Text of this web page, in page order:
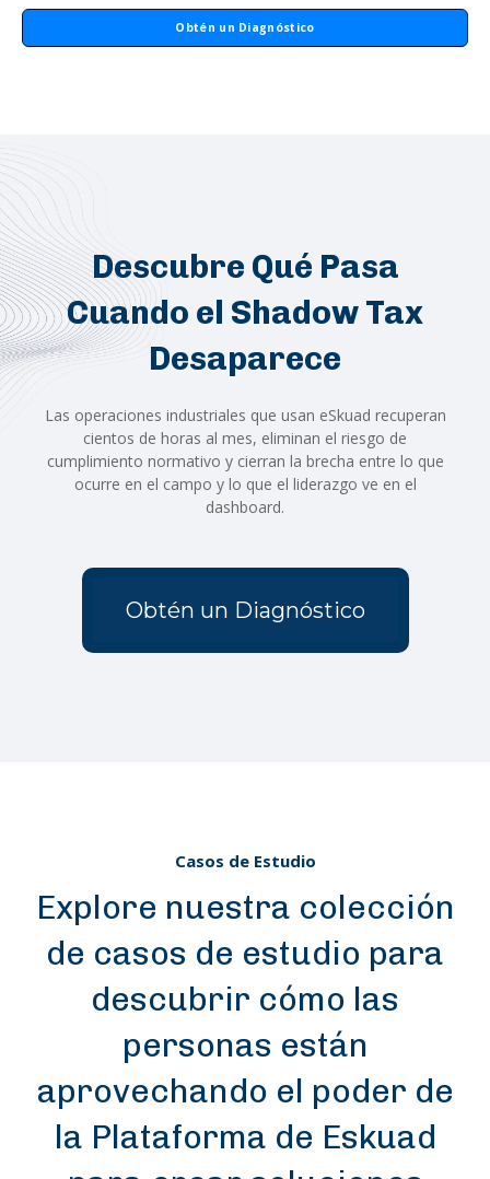
Obtén un Diagnóstico
Descubre Qué Pasa
Cuando el Shadow Tax
Desaparece
Las operaciones industriales que usan eSkuad recuperan
cientos de horas al mes, eliminan el riesgo de
cumplimiento normativo y cierran la brecha entre lo que
ocurre en el campo y lo que el liderazgo ve en el
dashboard.
Obtén un Diagnóstico
Casos de Estudio
Explore nuestra colección
de casos de estudio para
descubrir cómo las
personas están
aprovechando el poder de
la Plataforma de Eskuad